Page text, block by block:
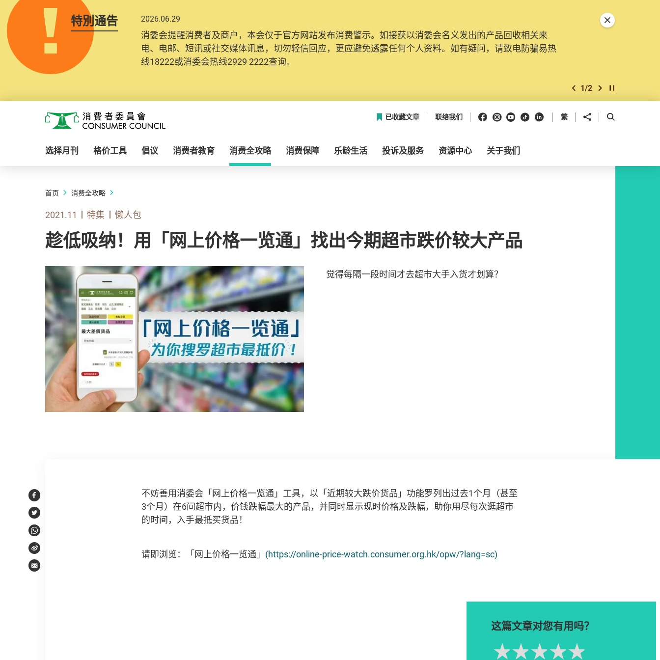
特別通告 2026.06.29
消委会提醒消费者及商户，本会仅于官方网站发布消费警示。如接获以消委会名义发出的产品回收相关来
电、电邮、短讯或社交媒体讯息，切勿轻信回应，更应避免透露任何个人资料。如有疑问，请致电防骗易热
线18222或消委会热线2929 2222查询。
上一个
1/2 下一个开始/暂停幻灯
关闭特別通告
消费者委员会
已收藏文章 联络我们 Facebook
Instagram
Youtube
抖音领英 繁 分享到 开启搜寻框
选择月刊 格价工具 倡议 消费者教育 消费全攻略 消费保障 乐龄生活 投诉及服务 资源中心 关于我们
首页 消费全攻略
2021.11 特集 懒人包
趁低吸纳！用「网上价格一览通」找出今期超市跌价较大产品
觉得每隔一段时间才去超市大手入货才划算？
Facebook
Twitter
WhatsApp
Weibo
Email
不妨善用消委会「网上价格一览通」工具，以「近期较大跌价货品」功能罗列出过去1个月（甚至
3个月）在6间超市内，价钱跌幅最大的产品，并同时显示现时价格及跌幅，助你用尽每次逛超市
的时间，入手最抵买货品！
请即浏览：「网上价格一览通」 (https://online-price-watch.consumer.org.hk/opw/?lang=sc)
这篇文章对您有用吗？
Please rate 4星
3星
2星
1星